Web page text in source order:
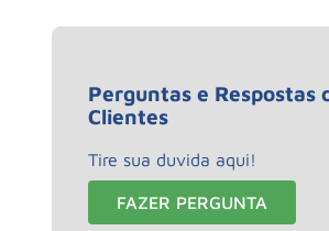
Perguntas e Respostas
Clientes
Tire sua duvida aqui!
FAZER PERGUNTA